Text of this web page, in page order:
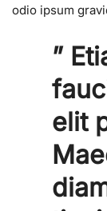
odio ipsum
”
elit